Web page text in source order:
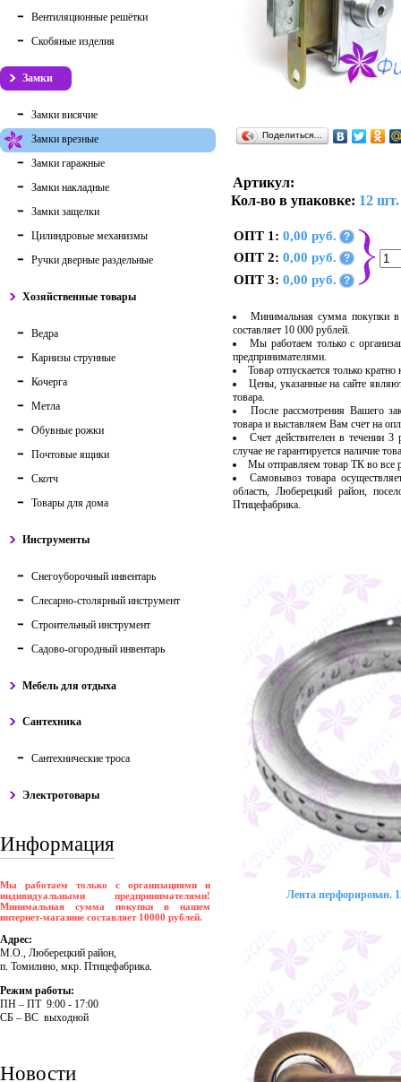
Вентиляционные решётки
Скобяные изделия
Замки
Замки висячие
Замки врезные
Замки гаражные
Замки накладные
Замки защелки
Цилиндровые механизмы
Ручки дверные раздельные
Хозяйственные товары
Ведра
Карнизы струнные
Кочерга
Метла
Обувные рожки
Почтовые ящики
Скотч
Товары для дома
Инструменты
Снегоуборочный инвентарь
Слесарно-столярный инструмент
Строительный инструмент
Садово-огородный инвентарь
Мебель для отдыха
Сантехника
Сантехнические троса
Электротовары
Информация
Мы работаем только с организациями и
индивидуальными предпринимателями!
Минимальная сумма покупки в нашем
интернет-магазине составляет 10000 рублей.
Адрес:
М.О., Люберецкий район,
п. Томилино, мкр. Птицефабрика.
Режим работы:
ПH – ПT 9:00 - 17:00
CБ – BC выходной
Новости
Поделиться…
Артикул:
Кол-во в упаковке: 12 шт.
ОПТ 1: 0,00 руб. ?
ОПТ 2: 0,00 руб. ?
ОПТ 3: 0,00 руб. ?
Минимальная сумма покупки в
составляет 10 000 рублей.
Мы работаем только с
предпринимателями.
Товар отпускается только
Цены, указанные на сайте
товара.
После рассмотрения Вашего
товара и выставляем Вам счет на
Счет действителен в течении
случае не гарантируется наличие
Мы отправляем товар ТК во
Самовывоз товара
область, Люберецкий район,
Птицефабрика.
Лента перфорирован.